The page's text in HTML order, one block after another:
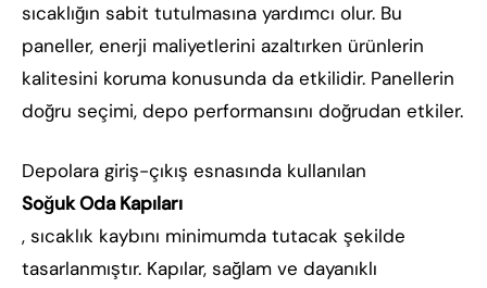
sıcaklığın sabit tutulmasına yardımcı olur. Bu
paneller, enerji maliyetlerini azaltırken ürünlerin
kalitesini koruma konusunda da etkilidir. Panellerin
doğru seçimi, depo performansını doğrudan etkiler.
Depolara giriş-çıkış esnasında kullanılan
Soğuk Oda Kapıları
, sıcaklık kaybını minimumda tutacak şekilde
tasarlanmıştır. Kapılar, sağlam ve dayanıklı